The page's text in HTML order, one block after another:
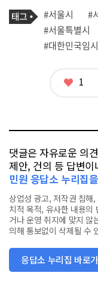
기
사
관
련
태
태
그
#서울시 #
#서울특별시
#대한민국임
좋1
댓글은 자유로운 의
제안, 건의 등 답변
민원 응답소 누리집
상업성 광고, 저작권 침해
치적 목적, 유사한 내용의
거나 운영 취지에 맞지 않
의해 통보없이 삭제될 수
응답소 누리집 바로